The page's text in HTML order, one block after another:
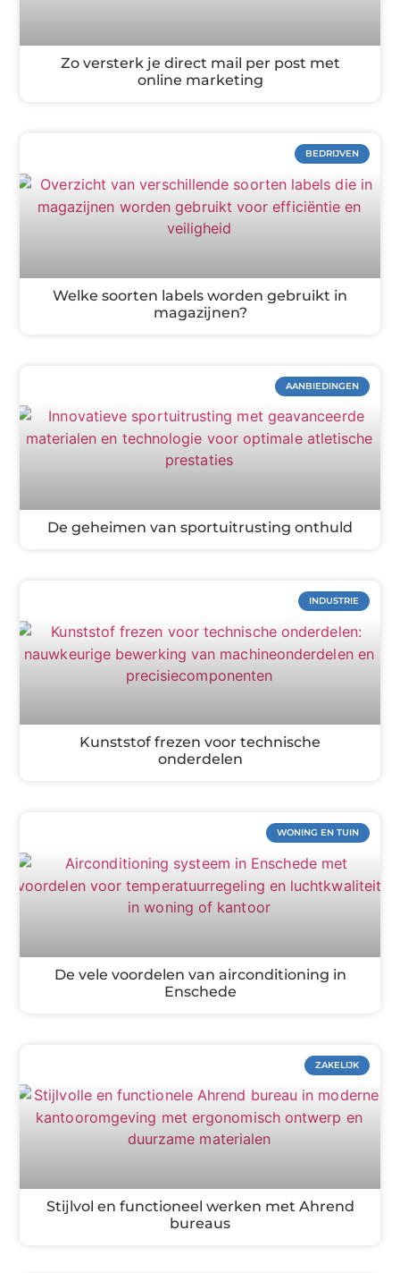
Zo versterk je direct mail per post met
online marketing
BEDRIJVEN
Welke soorten labels worden gebruikt in
magazijnen?
AANBIEDINGEN
De geheimen van sportuitrusting onthuld
INDUSTRIE
Kunststof frezen voor technische
onderdelen
WONING EN TUIN
De vele voordelen van airconditioning in
Enschede
ZAKELIJK
Stijlvol en functioneel werken met Ahrend
bureaus